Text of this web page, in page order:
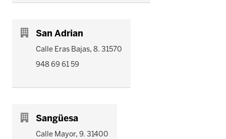
San Adrian
Calle Eras Bajas, 8. 31570
948 69 61 59
Sangüesa
Calle Mayor, 9. 31400